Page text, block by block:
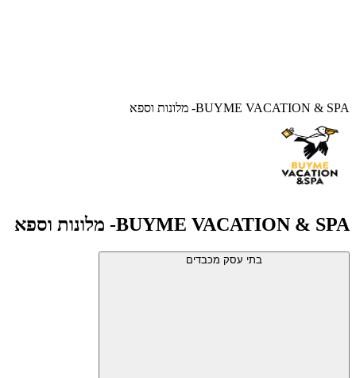
BUYME VACATION & SPA- מלונות וספא
BUYME VACATION & SPA- מלונות וספא
בתי עסק מכבדים